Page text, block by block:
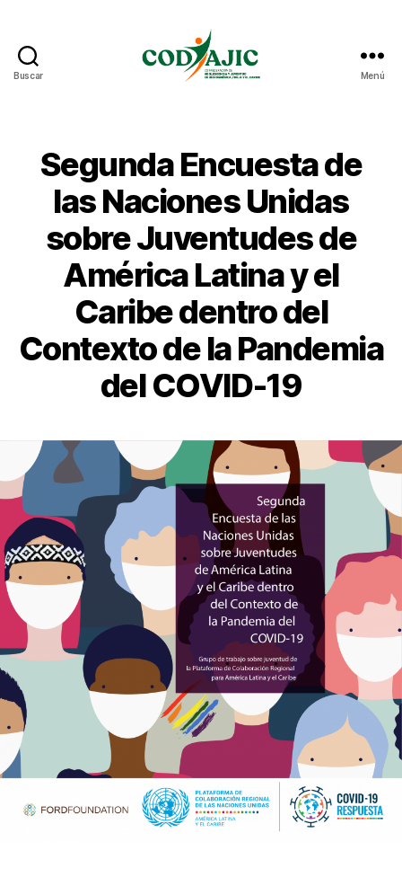
Buscar Menú
Segunda Encuesta de
las Naciones Unidas
sobre Juventudes de
América Latina y el
Caribe dentro del
Contexto de la Pandemia
del COVID-19